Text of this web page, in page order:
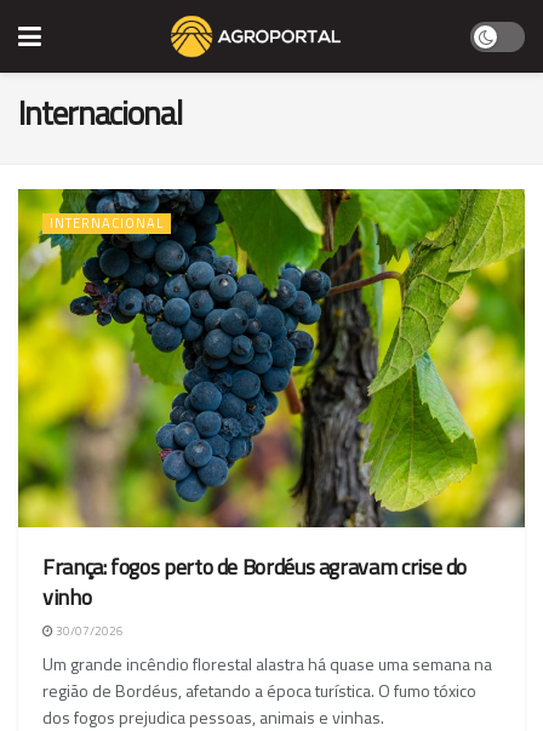
Internacional
INTERNACIONAL
França: fogos perto de Bordéus agravam crise do
vinho
30/07/2026
Um grande incêndio florestal alastra há quase uma semana na
região de Bordéus, afetando a época turística. O fumo tóxico
dos fogos prejudica pessoas, animais e vinhas.